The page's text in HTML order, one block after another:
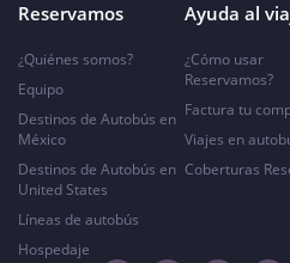
Reservamos
¿Quiénes somos?
Equipo
Destinos de Autobús en
México
Destinos de Autobús en
United States
Líneas de autobús
Hospedaje
Ayuda al
¿Cómo usar
Reservamos?
Factura tu
Viajes en
Coberturas